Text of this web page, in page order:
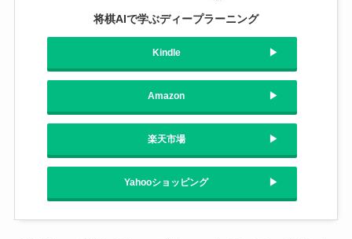
将棋AIで学ぶディープラーニング
Kindle
Amazon
楽天市場
Yahooショッピング